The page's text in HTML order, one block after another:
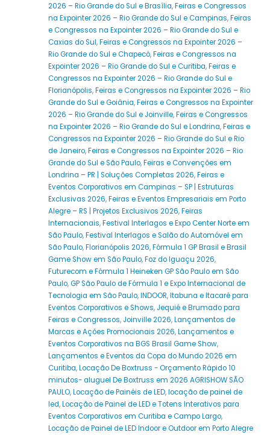
2026 – Rio Grande do Sul e Brasília,Feiras e Congressos
na Expointer 2026 – Rio Grande do Sul e Campinas,Feiras
e Congressos na Expointer 2026 – Rio Grande do Sul e
Caxias do Sul,Feiras e Congressos na Expointer 2026 –
Rio Grande do Sul e Chapecó,Feiras e Congressos na
Expointer 2026 – Rio Grande do Sul e Curitiba,Feiras e
Congressos na Expointer 2026 – Rio Grande do Sul e
Florianópolis,Feiras e Congressos na Expointer 2026 – Rio
Grande do Sul e Goiânia,Feiras e Congressos na Expointer
2026 – Rio Grande do Sul e Joinville,Feiras e Congressos
na Expointer 2026 – Rio Grande do Sul e Londrina,Feiras e
Congressos na Expointer 2026 – Rio Grande do Sul e Rio
de Janeiro,Feiras e Congressos na Expointer 2026 – Rio
Grande do Sul e São Paulo,Feiras e Convenções em
Londrina – PR | Soluções Completas 2026,Feiras e
Eventos Corporativos em Campinas – SP | Estruturas
Exclusivas 2026,Feiras e Eventos Empresariais em Porto
Alegre – RS | Projetos Exclusivos 2026,Feiras
Internacionais,Festival Interlagos e Expo Center Norte em
São Paulo,Festival Interlagos e Salão do Automóvel em
São Paulo,Florianópolis 2026,Fórmula 1 GP Brasil e Brasil
Game Show em São Paulo,Foz do Iguaçu 2026,
Futurecom e Fórmula 1 Heineken GP São Paulo em São
Paulo,GP São Paulo de Fórmula 1 e Expo Internacional de
Tecnologia em São Paulo,INDOOR,Itabuna e Itacaré para
Eventos Corporativos e Shows, Jequié e Brumado para
Feiras e Congressos, Joinville 2026,Lançamentos de
Marcas e Ações Promocionais 2026,Lançamentos e
Eventos Corporativos na BGS Brasil Game Show,
Lançamentos e Eventos da Copa do Mundo 2026 em
Curitiba,Locação De Boxtruss - Orçamento Rápido 10
minutos- aluguel De Boxtruss em 2026 AGRISHOW SÃO
PAULO,Locação de Painéis de LED,locação de painel de
led,Locação de Painel de LED e Totens Interativos para
Eventos Corporativos em Curitiba e Campo Largo,
Locação de Painel de LED Indoor e Outdoor em Porto Alegre